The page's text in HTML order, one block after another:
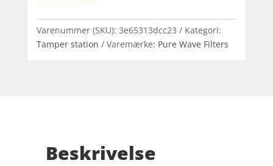
Varenummer (SKU): 3e65313dcc23
Kategori:
Tamper station
Varemærke: Pure Wave Filters
Beskrivelse